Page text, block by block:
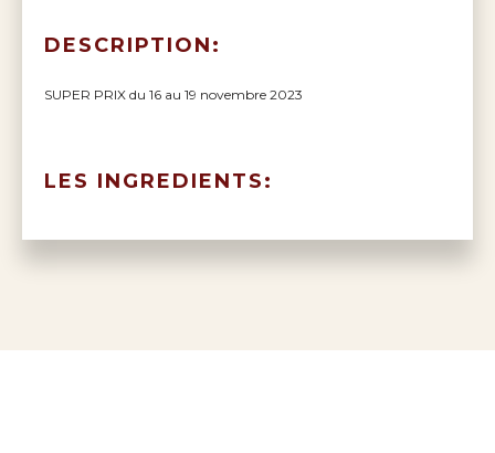
DESCRIPTION:
SUPER PRIX du 16 au 19 novembre 2023
LES INGREDIENTS: